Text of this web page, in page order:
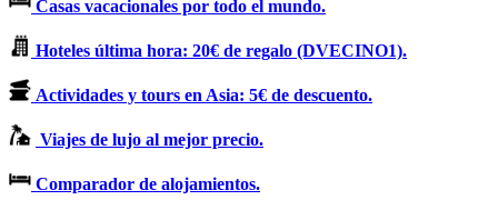
Casas vacacionales por todo el mundo.
Hoteles última hora: 20€ de regalo (DVECINO1).
Actividades y tours en Asia: 5€ de descuento.
Viajes de lujo al mejor precio.
Comparador de alojamientos.